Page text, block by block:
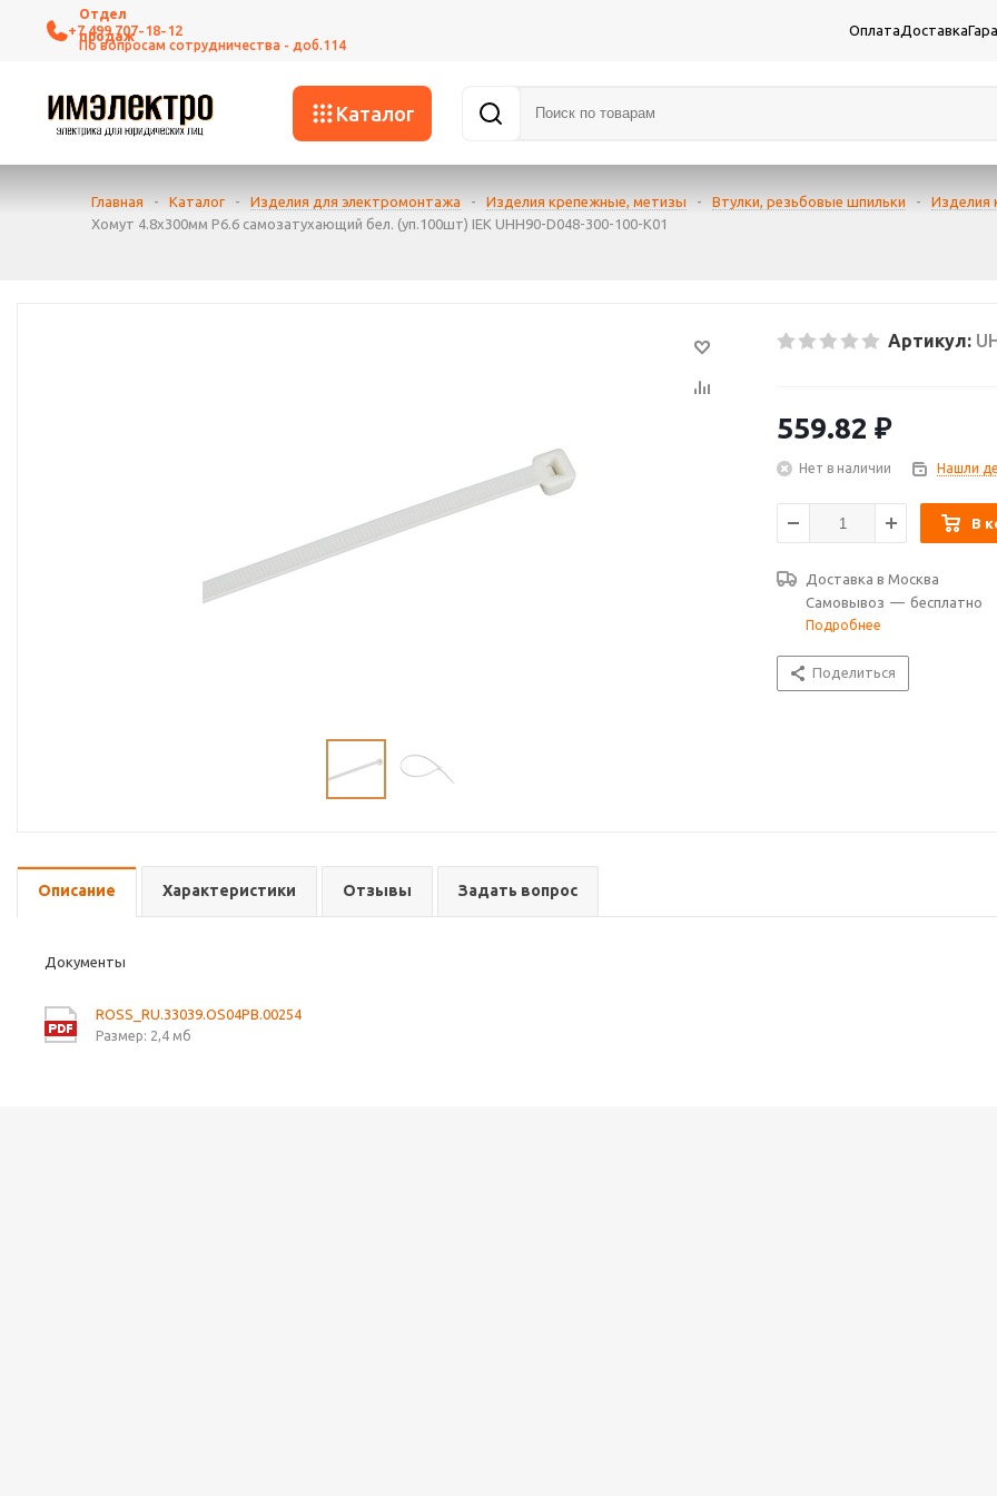
+7 499 707-18-12 ОплатаДоставка
Каталог
Главная - Каталог - Изделия для электромонтажа - Изделия крепежные, метизы - Втулки, резьбовые шпильки - Изделия
Хомут 4.8х300мм P6.6 самозатухающий бел. (уп.100шт) IEK UHH90-D048-300-100-K01
Артикул:
559.82 ₽
Нет в наличии Нашли
В
Доставка в Москва
Самовывоз — бесплатно
Подробнее
Поделиться
Описание Характеристики Отзывы Задать вопрос
Документы
ROSS_RU.33039.OS04PB.00254
Размер: 2,4 мб